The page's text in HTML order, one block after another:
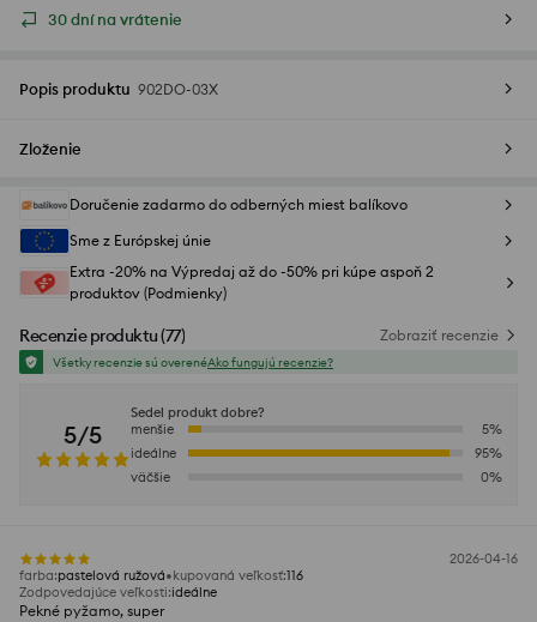
30 dní na vrátenie
Popis produktu 902DO-03X
Zloženie
Doručenie zadarmo do odberných miest balíkovo
Sme z Európskej únie
Extra -20% na Výpredaj až do -50% pri kúpe aspoň 2
produktov (Podmienky)
Recenzie produktu(77) Zobraziť recenzie
Všetky recenzie sú overenéAko fungujú recenzie?
5/5
Sedel produkt dobre?
menšie
5%
ideálne
95%
väčšie
0%
2026-04-16
farba:pastelová ružová kupovaná veľkosť:116
Zodpovedajúce veľkosti:ideálne
Pekné pyžamo, super